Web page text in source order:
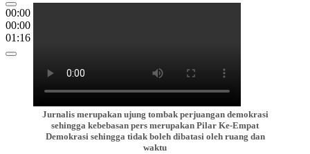
00:00
00:00
01:16
Jurnalis merupakan ujung tombak perjuangan demokrasi
sehingga kebebasan pers merupakan Pilar Ke-Empat
Demokrasi sehingga tidak boleh dibatasi oleh ruang dan
waktu